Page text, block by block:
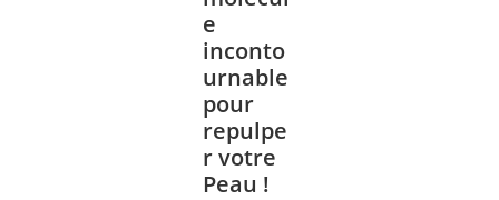
e
inconto
urnable
pour
repulpe
r votre
Peau !